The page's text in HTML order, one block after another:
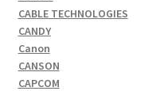
CABLE TECHNOLOGIES
CANDY
Canon
CANSON
CAPCOM